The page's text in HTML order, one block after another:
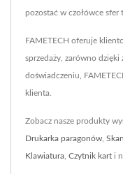
pozostać w czołówce
FAMETECH oferuje
sprzedaży, zarówno
doświadczeniu,
klienta.
Zobacz nasze produkty
Drukarka paragonów
Klawiatura Czytnik kart i